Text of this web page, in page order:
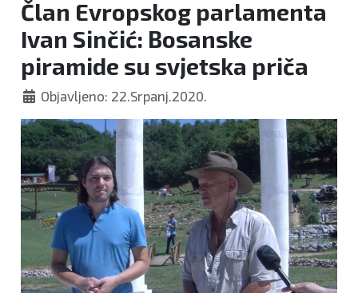
Član Evropskog parlamenta
Ivan Sinčić: Bosanske
piramide su svjetska priča
Objavljeno: 22.Srpanj.2020.